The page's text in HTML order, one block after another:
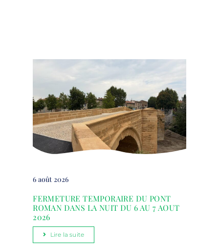
6 août 2026
FERMETURE TEMPORAIRE DU PONT
ROMAN DANS LA NUIT DU 6 AU 7 AOUT
2026
Lire la suite